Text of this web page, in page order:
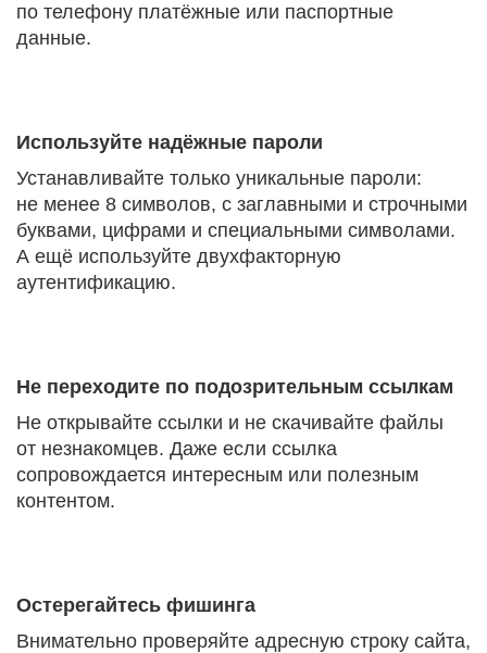
по телефону платёжные или паспортные
данные.
Используйте надёжные пароли
Устанавливайте только уникальные пароли:
не менее 8 символов, с заглавными и строчными
буквами, цифрами и специальными символами.
А ещё используйте двухфакторную
аутентификацию.
Не переходите по подозрительным ссылкам
Не открывайте ссылки и не скачивайте файлы
от незнакомцев. Даже если ссылка
сопровождается интересным или полезным
контентом.
Остерегайтесь фишинга
Внимательно проверяйте адресную строку сайта,